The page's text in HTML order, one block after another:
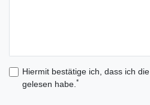
Hiermit bestätige ich, dass ich die
gelesen habe. *